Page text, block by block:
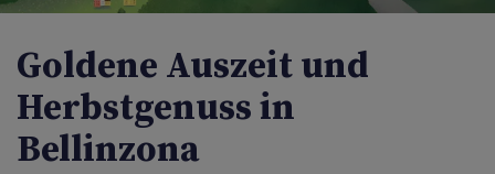
Goldene Auszeit und
Herbstgenuss in
Bellinzona